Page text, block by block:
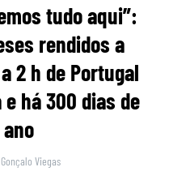
tudo aqui”:
rendidos a
2 h de Portugal
há 300 dias de
Gonçalo Viegas